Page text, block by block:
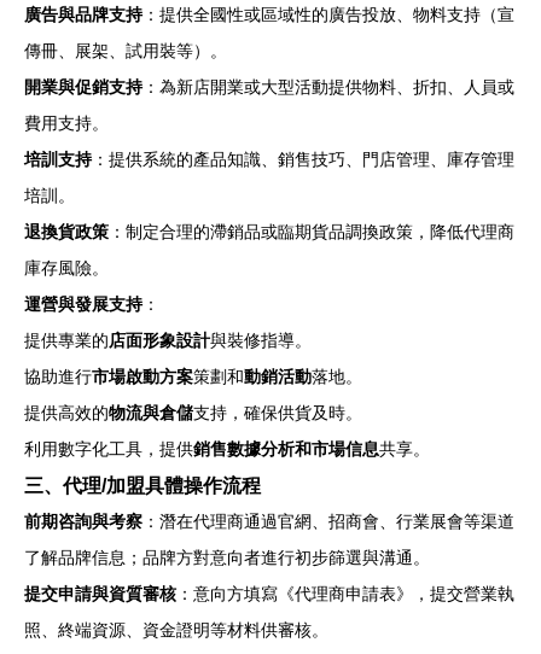
廣告與品牌支持：提供全國性或區域性的廣告投放、物料支持（宣
傳冊、展架、試用裝等）。
開業與促銷支持：為新店開業或大型活動提供物料、折扣、人員或
費用支持。
培訓支持：提供系統的產品知識、銷售技巧、門店管理、庫存管理
培訓。
退換貨政策 ：制定合理的滯銷品或臨期貨品調換政策，降低代理商
庫存風險。
運營與發展支持：
提供專業的店面形象設計與裝修指導。
協助進行市場啟動方案策劃和動銷活動落地。
提供高效的物流與倉儲支持，確保供貨及時。
利用數字化工具，提供銷售數據分析和市場信息共享。
三、代理/加盟具體操作流程
前期咨詢與考察 ：潛在代理商通過官網、招商會、行業展會等渠道
了解品牌信息；品牌方對意向者進行初步篩選與溝通。
提交申請與資質審核 ：意向方填寫《代理商申請表》，提交營業執
照、終端資源、資金證明等材料供審核。